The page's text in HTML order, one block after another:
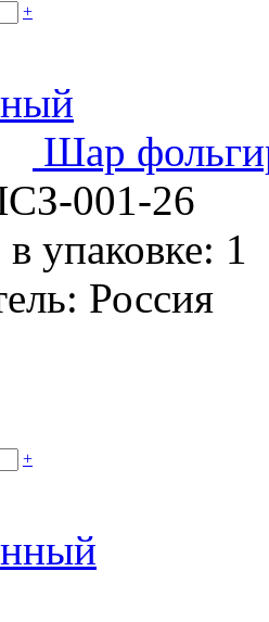
+
Шар
001-26
упаковке: 1
Россия
+